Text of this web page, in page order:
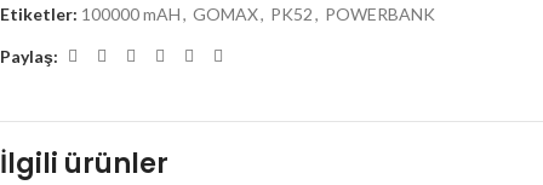
Etiketler: 100000 mAH, GOMAX, PK52, POWERBANK
Paylaş:
İlgili ürünler